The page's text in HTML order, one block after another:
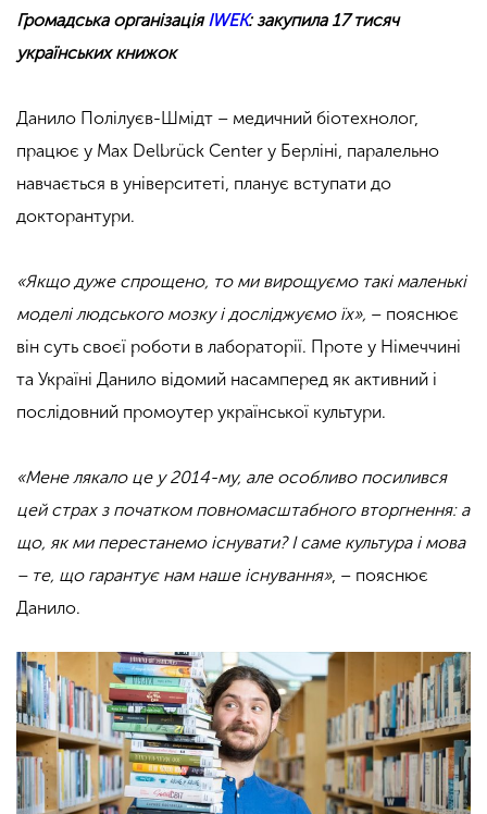
Громадська організаціяIWEK: закупила 17 тисяч
українських книжок
Данило Полілуєв-Шмідт – медичний біотехнолог,
працює у Max Delbrück Center у Берліні, паралельно
навчається в університеті, планує вступати до
докторантури.
«Якщо дуже спрощено, то ми вирощуємо такі маленькі
моделі людського мозку і досліджуємо їх», – пояснює
він суть своєї роботи в лабораторії. Проте у Німеччині
та Україні Данило відомий насамперед як активний і
послідовний промоутер української культури.
«Мене лякало це у 2014-му, але особливо посилився
цей страх з початком повномасштабного вторгнення: а
що, як ми перестанемо існувати? І саме культура і мова
– те, що гарантує нам наше існування», – пояснює
Данило.